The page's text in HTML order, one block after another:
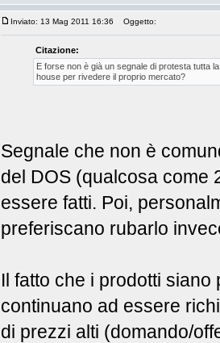
Inviato: 13 Mag 2011 16:36 Oggetto:
Citazione:
E forse non è già un segnale di protesta tutta
house per rivedere il proprio mercato?
Segnale che non è
del DOS (qualcosa come
essere fatti. Poi,
preferiscano rubarlo
Il fatto che i prodotti
continuano ad essere
di prezzi alti (domando/